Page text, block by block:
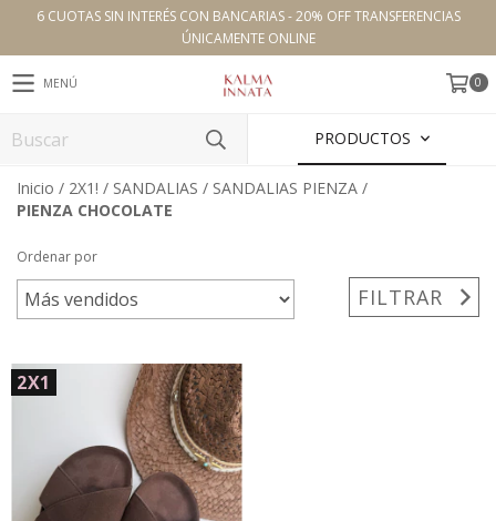
6 CUOTAS SIN INTERÉS CON BANCARIAS - 20% OFF TRANSFERENCIAS
ÚNICAMENTE ONLINE
MENÚ 0
PRODUCTOS
Inicio / 2X1! / SANDALIAS / SANDALIAS PIENZA /
PIENZA CHOCOLATE
Ordenar por
FILTRAR
2X1